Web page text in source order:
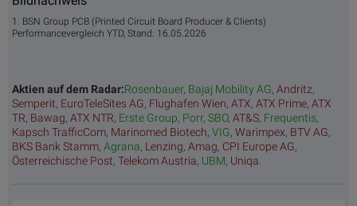
1. BSN Group PCB (Printed Circuit Board Producer & Clients)
Performancevergleich YTD, Stand: 16.05.2026
Aktien auf dem Radar:Rosenbauer, Bajaj Mobility AG, Andritz,
Semperit, EuroTeleSites AG, Flughafen Wien, ATX, ATX Prime, ATX
TR, Bawag, ATX NTR, Erste Group, Porr, SBO, AT&S, Frequentis,
Kapsch TrafficCom, Marinomed Biotech, VIG, Warimpex, BTV AG,
BKS Bank Stamm, Agrana, Lenzing, Amag, CPI Europe AG,
Österreichische Post, Telekom Austria, UBM, Uniqa